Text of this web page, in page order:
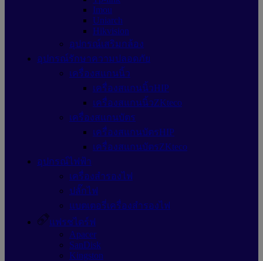
Imou
Uniarch
Hikvision
อุปกรณ์เสริมกล้อง
อุปกรณ์รักษาความปลอดภัย
เครื่องสแกนนิ้ว
เครื่องสแกนนิ้วHIP
เครื่องสแกนนิ้วZKteco
เครื่องสแกนบัตร
เครื่องสแกนบัตรHIP
เครื่องสแกนบัตรZKteco
อุปกรณ์ไฟฟ้า
เครื่องสำรองไฟ
ปลั๊กไฟ
แบตเตอรี่เครื่องสำรองไฟ
แฟรชไดร์ฟ
Apacer
SanDisk
Kingston